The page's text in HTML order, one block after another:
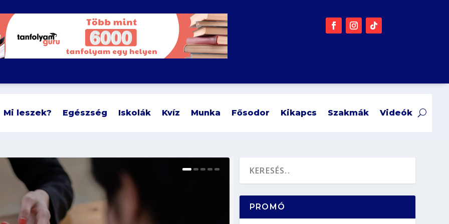
Mi leszek? Egészség Iskolák Kvíz Munka Fősodor Kikapcs Szakmák Videók
PROMÓ